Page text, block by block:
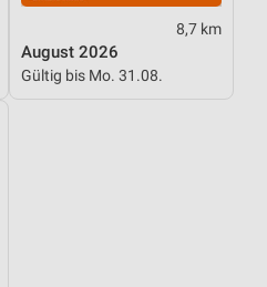
8,7 km
August 2026
Gültig bis Mo. 31.08.
Auswahl